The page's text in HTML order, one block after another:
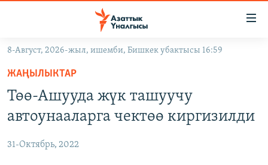
Навигацияга
өтүңүз
Издөөгө
салыңызКЫРГЫЗСТАН
ЭКОНОМИКА
БОРБОР АЗИЯ
УКРАИНА
АТАЙЫН ИЛИКТӨӨ
8-Август, 2026-жыл, ишемби, Бишкек убактысы 16:59
ЖАҢЫЛЫКТАР
Төө-Ашууда жүк ташуучу
автоунааларга чектөө киргизилди
31-Октябрь, 2022